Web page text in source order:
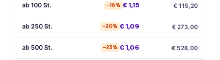
ab 100 St. −16% €1,15 € 115,20
ab 250 St. −20% €1,09 € 273,00
ab 500 St. −23% €1,06 € 528,00